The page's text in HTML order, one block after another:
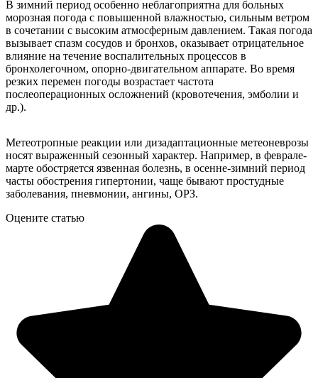
В зимний период особенно неблагоприятна для больных
морозная погода с повышенной влажностью, сильным ветром
в сочетании с высоким атмосферным давлением. Такая погода
вызывает спазм сосудов и бронхов, оказывает отрицательное
влияние на течение воспалительных процессов в
бронхолегочном, опорно-двигательном аппарате. Во время
резких перемен погоды возрастает частота
послеоперационных осложнений (кровотечения, эмболии и
др.).
Метеотропные реакции или дизадаптационные метеоневрозы
носят выраженный сезонный характер. Например, в феврале-
марте обостряется язвенная болезнь, в осенне-зимний период
часты обострения гипертонии, чаще бывают простудные
заболевания, пневмонии, ангины, ОРЗ.
Оцените статью